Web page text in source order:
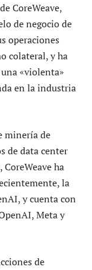
CoreWeave,
de negocio de
operaciones
colateral, y ha
«violenta»
en la industria
minería de
de data center
ha
la
y cuenta con
Meta y
de